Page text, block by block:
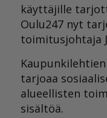
käyttäjille
Oulu247 nyt
toimitusjohtaja
tarjoaa
alueellisten
sisältöä.